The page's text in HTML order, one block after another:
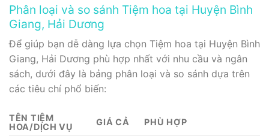
Phân loại và so sánh Tiệm hoa tại Huyện Bình
Giang, Hải Dương
Để giúp bạn dễ dàng lựa chọn Tiệm hoa tại Huyện Bình
Giang, Hải Dương phù hợp nhất với nhu cầu và ngân
sách, dưới đây là bảng phân loại và so sánh dựa trên
các tiêu chí phổ biến:
TÊN TIỆM
HOA/DỊCH VỤ
GIÁ CẢ PHÙ HỢP